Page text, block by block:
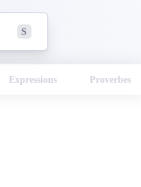
S
Expressions Proverbes